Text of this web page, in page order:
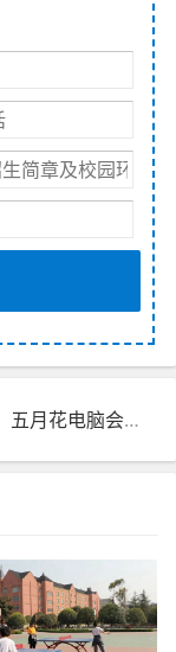
五月花电脑会计学校(双流校区)地址